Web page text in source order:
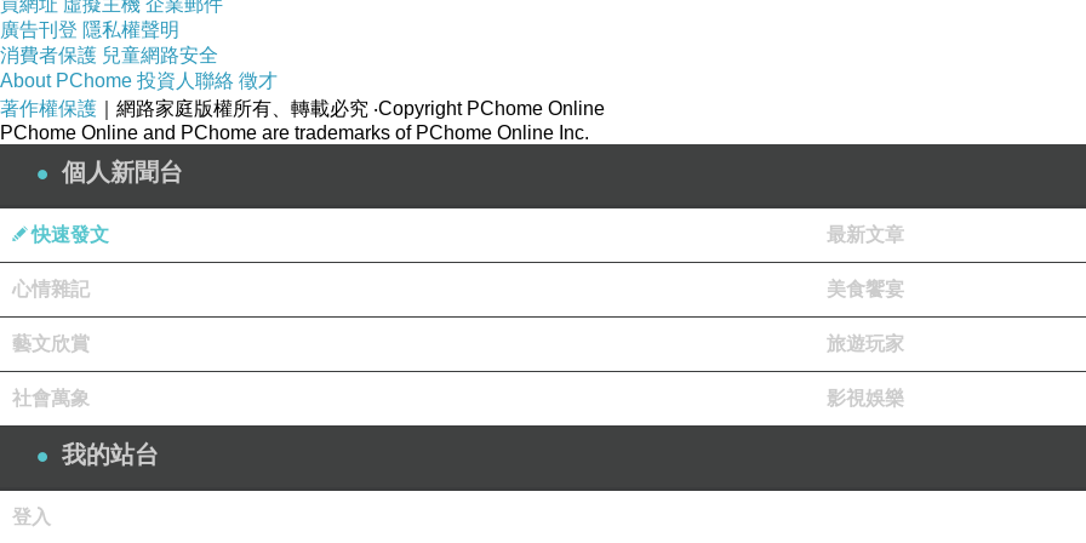
法，累積多年教學經驗，並融合日本禪七的修行特色；返台後持續指導禪修，逐步發展出一套完整而成熟的禪修體系。
此一禪法強調安全與健康，透過引導學習者運用自身內在的力量，培養安定的心，並將修行落實於日常生活之中。
中山精舍舉辦的初級禪訓班，由常真法師帶領，教導基礎的禪修方法，著重身心放鬆與穩定，若能持續練習，不但能改善
精神的層次。
本次課程吸引來自不同背景的學員參與，包括家庭主婦、上班族、正念課程教師、醫院心理治療師及運動教練等。學員利
行住坐臥皆是禪
隨後，有一位學員分享他的親身體驗。某次參加登山活動，階梯陡峭，他一度感覺腳步沉重，山頂遙不可及。就在此時，
專注向前。走著走著，腳步竟然逐漸輕快起來，還能感受到微風輕拂臉頰、陽光溫暖照耀，不知不覺便抵達了目的地。這樣
法師開示，若能隨時隨地觀照身體、放鬆身心，抱持不貪心，不期待的正確態度來修行，便能提升精神，常保身心安穩，不
四堂課程終於圓滿落幕，領到結業證書的學員，個個滿臉笑容。法師也期許大眾踴躍報名禪一，暫時放下3C，擺脫紛擾的
感受。
買網址 虛擬主機 企業郵件
廣告刊登 隱私權聲明
消費者保護 兒童網路安全
About PChome 投資人聯絡 徵才
著作權保護 ｜網路家庭版權所有、轉載必究 ‧Copyright PChome Online
PChome Online and PChome are trademarks of PChome Online Inc.
個人新聞台
快速發文 最新文章
心情雜記 美食饗宴
藝文欣賞 旅遊玩家
社會萬象 影視娛樂
我的站台
登入